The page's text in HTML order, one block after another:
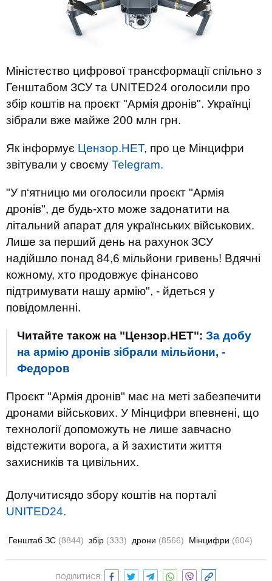
Міністество цифрової трансформації спільно з
Генштабом ЗСУ та UNITED24 оголосили про
збір коштів на проєкт "Армія дронів". Українці
зібрали вже майже 200 млн грн.
Як інформує Цензор.НЕТ, про це Мінцифри
звітували у своєму Telegram.
"У п‘ятницю ми оголосили проєкт "Армія
дронів", де будь-хто може задонатити на
літальний апарат для українських військових.
Лише за перший день на рахунок ЗСУ
надійшло понад 84,6 мільйони гривень! Вдячні
кожному, хто продовжує фінансово
підтримувати нашу армію", - йдеться у
повідомленні.
Читайте також на "Цензор.НЕТ": За добу
на армію дронів зібрали мільйони, -
Федоров
Проєкт "Армія дронів" має на меті забезпечити
дронами військових. У Мінцифри впевнені, що
технології допоможуть не лише завчасно
відстежити ворога, а й захистити життя
захисників та цивільних.
Долучитисядо збору коштів на порталі
UNITED24.
Генштаб ЗС (8844) збір (333) дрони (8566) Мінцифри (604)
ПОДІЛИТИСЯ: